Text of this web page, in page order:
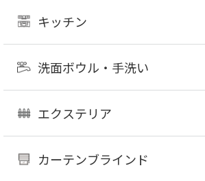
キッチン
洗面ボウル・手洗い
エクステリア
カーテンブラインド